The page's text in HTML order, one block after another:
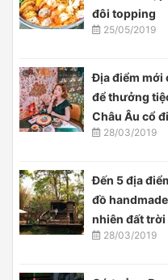
Cẩm nang du lịch
Điểm đến
Kinh nghiệm
Xu hướng
Lhong 1919 -
của Bến